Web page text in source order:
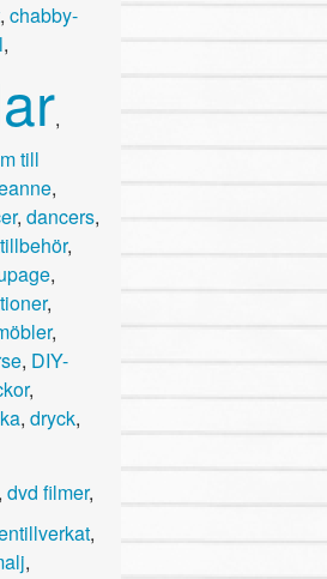
, chabby-
,
,
till
,
, dancers,
,
,
,
,
, DIY-
,
, dryck,
, dvd filmer,
,
,